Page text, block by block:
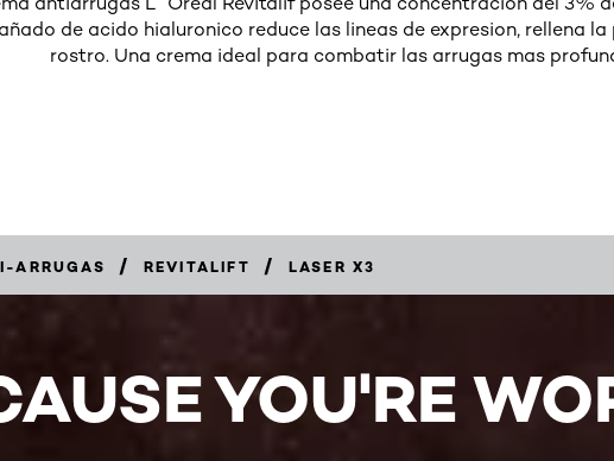
de acido hialuronico reduce las lineas de expresion, rellena la
rostro. Una crema ideal para combatir las arrugas mas
ARRUGAS / REVITALIFT / LASER X3
YOU'RE